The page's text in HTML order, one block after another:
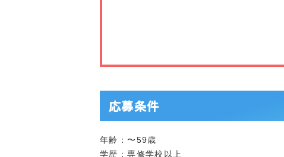
応募条件
年齢：〜59歳
学歴：専修学校以上